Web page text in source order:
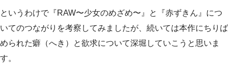
というわけで『RAW〜少女のめざめ〜』と『赤ずきん』につ
いてのつながりを考察してみましたが、続いては本作にちりば
められた癖（へき）と欲求について深堀していこうと思いま
す。